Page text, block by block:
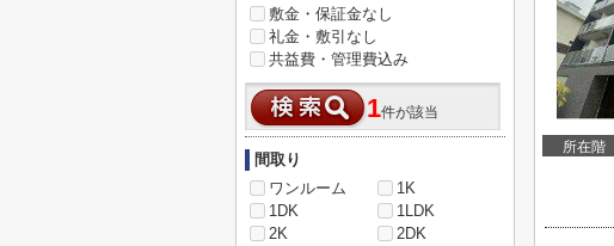
所在階
敷金・保証金なし
礼金・敷引なし
共益費・管理費込み
1件が該当
間取り
ワンルーム
1K
1DK
1LDK
2K
2DK